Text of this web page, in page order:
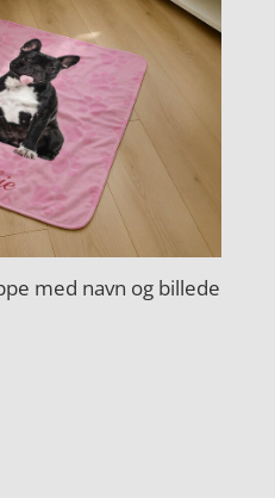
med navn og billede